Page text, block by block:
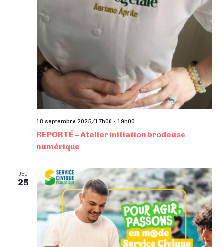
REPORTÉ – Atelier initiation brodeuse
numérique
18 septembre 2025/17h00 - 19h00
JEU
25